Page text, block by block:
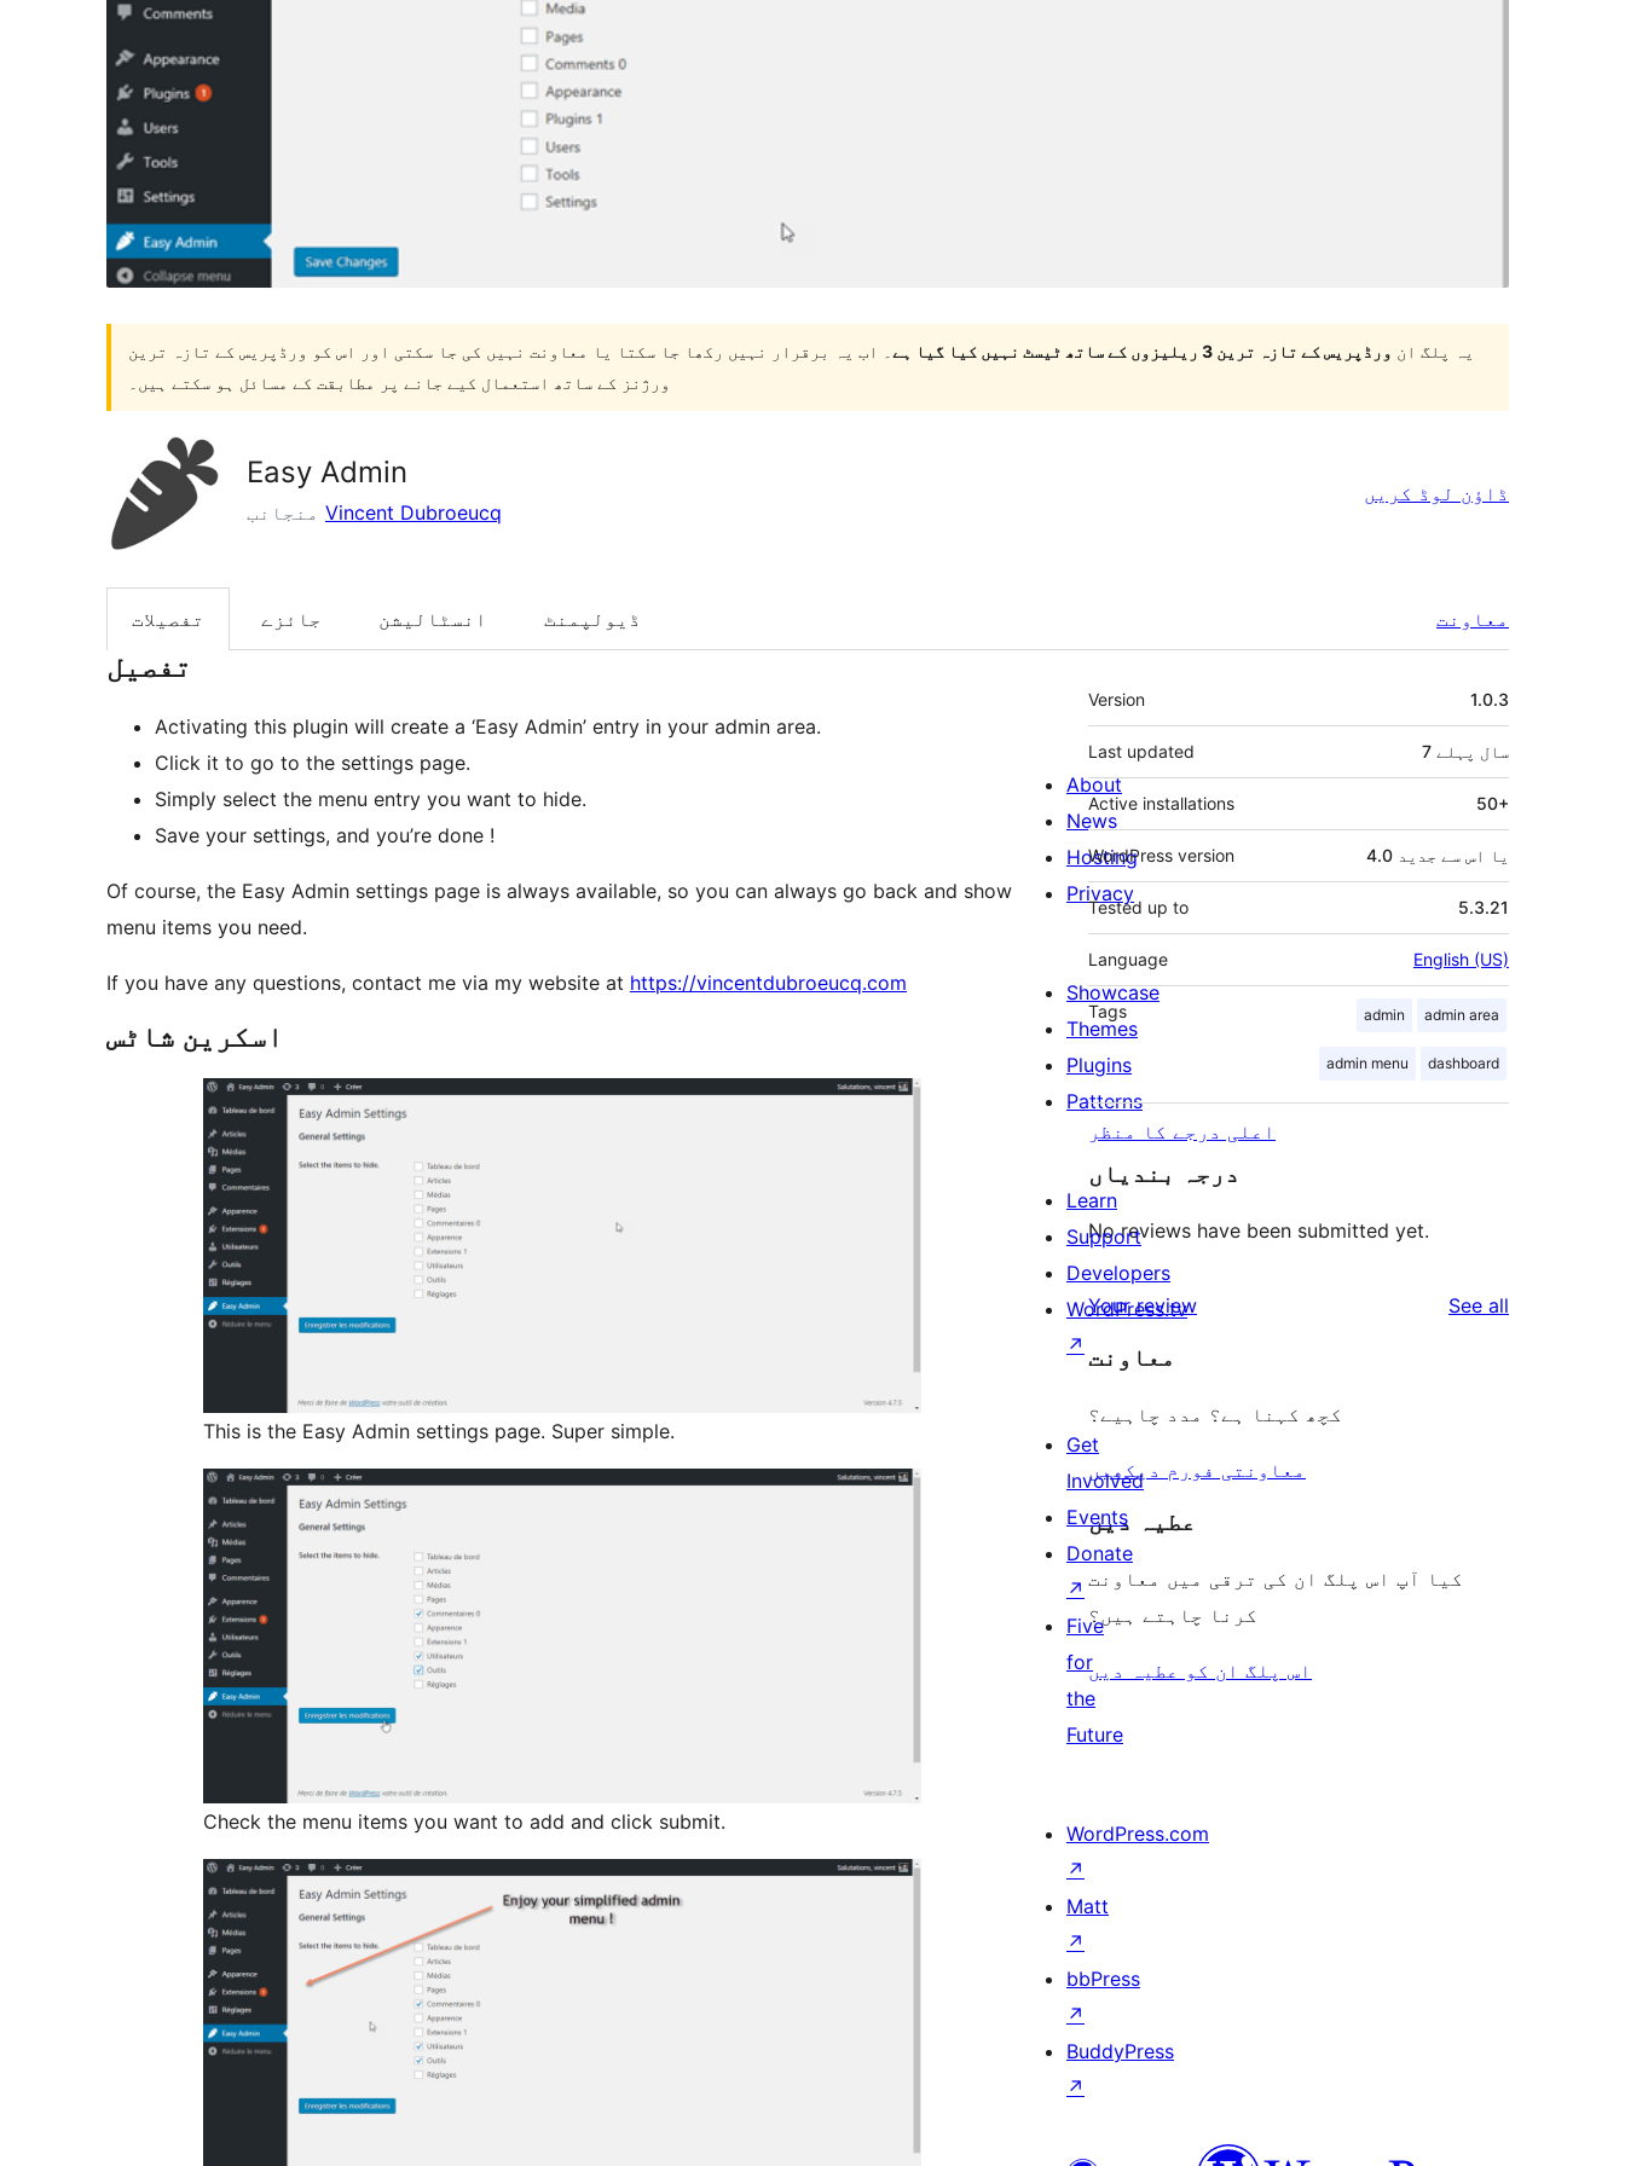
یہ پلگ ان ورڈپریس کے تازہ ترین 3 ریلیزوں کے ساتھ ٹیسٹ نہیں کیا گیا ہے
۔ اب یہ برقرار نہیں رکھا جا سکتا یا معاونت نہیں کی جا سکتی اور اس کو ورڈپریس کے تازہ ترین
ورژنز کے ساتھ استعمال کیے جانے پر مطابقت کے مسائل ہو سکتے ہیں۔
Easy Admin
Vincent Dubroeucq
ڈاؤن لوڈ کریں
تفصیلات جائزے انسٹالیشن ڈیولپمنٹ معاونت
تفصیل
Activating this plugin will create a ‘Easy Admin’ entry in your admin area.
Click it to go to the settings page.
Simply select the menu entry you want to hide.
Save your settings, and you’re done !
Of course, the Easy Admin settings page is always available, so you can always go back and show
menu items you need.
If you have any questions, contact me via my website at https://vincentdubroeucq.com
اسکرین شاٹس
This is the Easy Admin settings page. Super simple.
Check the menu items you want to add and click submit.
میٹا
Version 1.0.3
Last updated 7 سال پہلے
Active installations 50+
WordPress version 4.0 یا اس سے جدید
Tested up to 5.3.21
Language English (US)
Tags admin admin area
admin menu dashboard
اعلی درجے کا منظر
درجہ بندیاں
No reviews have been submitted yet.
Your review See all
معاونت
کچھ کہنا ہے؟ مدد چاہیے؟
معاونتی فورم دیکھیں
عطیہ دیں
کیا آپ اس پلگ ان کی ترقی میں معاونت
کرنا چاہتے ہیں؟
اس پلگ ان کو عطیہ دیں
About
News
Hosting
Privacy
Showcase
Themes
Plugins
Patterns
Learn
Support
Developers
WordPress.tv
↗
Get
Involved
Events
Donate
↗
Five
for
the
Future
WordPress.com
↗
Matt
↗
bbPress
↗
BuddyPress
↗